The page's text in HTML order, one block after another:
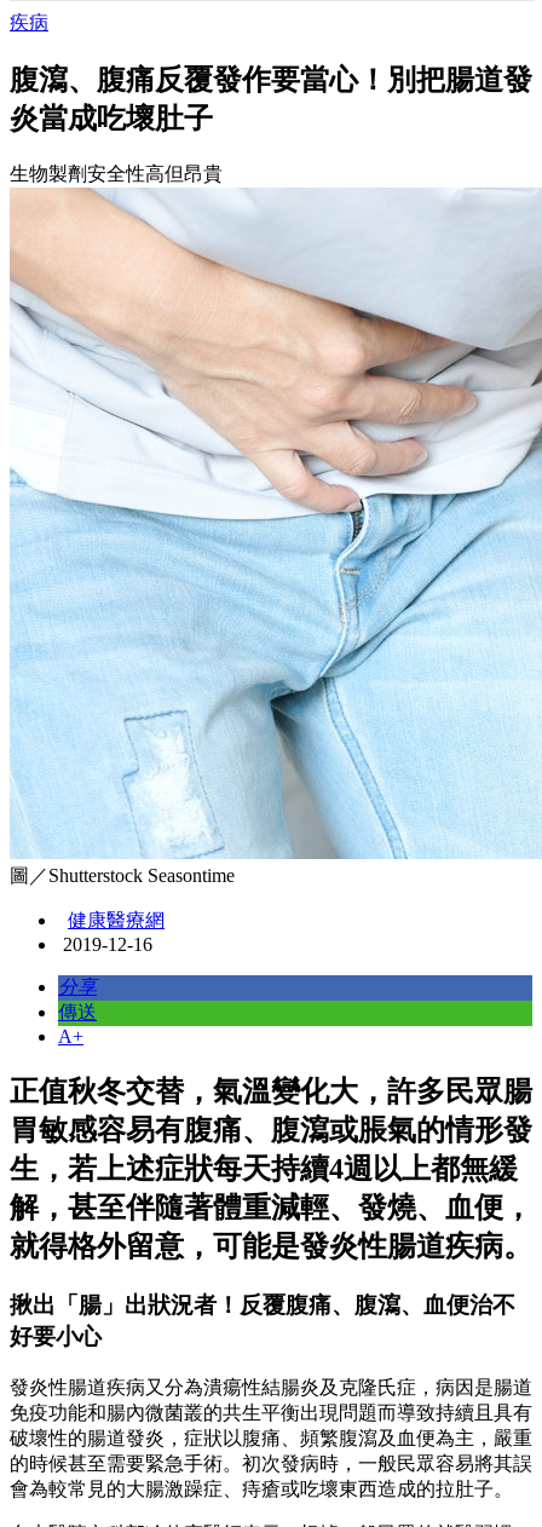
疾病
腹瀉、腹痛反覆發作要當心！別把腸道發
炎當成吃壞肚子
生物製劑安全性高但昂貴
圖／Shutterstock Seasontime
健康醫療網
2019-12-16
分享
傳送
A+
正值秋冬交替，氣溫變化大，許多民眾腸
胃敏感容易有腹痛、腹瀉或脹氣的情形發
生，若上述症狀每天持續4週以上都無緩
解，甚至伴隨著體重減輕、發燒、血便，
就得格外留意，可能是發炎性腸道疾病。
揪出「腸」出狀況者！反覆腹痛、腹瀉、血便治不
好要小心
發炎性腸道疾病又分為潰瘍性結腸炎及克隆氏症，病因是腸道
免疫功能和腸內微菌叢的共生平衡出現問題而導致持續且具有
破壞性的腸道發炎，症狀以腹痛、頻繁腹瀉及血便為主，嚴重
的時候甚至需要緊急手術。初次發病時，一般民眾容易將其誤
會為較常見的大腸激躁症、痔瘡或吃壞東西造成的拉肚子。